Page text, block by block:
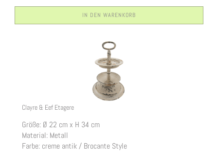
IN DEN WARENKORB
Clayre & Eef Etagere
Größe: Ø 22 cm x H 34 cm
Material: Metall
Farbe: creme antik / Brocante Style